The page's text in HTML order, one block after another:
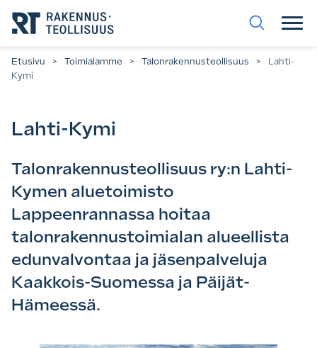
suoraan
sisältöön.
Etusivu > Toimialamme > Talonrakennus­­teollisuus >
Lahti-
Kymi
Lahti-Kymi
Talonrakennusteollisuus ry:n Lahti-
Kymen aluetoimisto
Lappeenrannassa hoitaa
talonrakennustoimialan alueellista
edunvalvontaa ja jäsenpalveluja
Kaakkois-Suomessa ja Päijät-
Hämeessä.